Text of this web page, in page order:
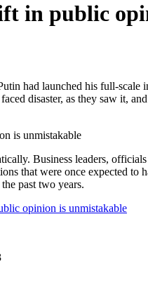
in public
had launched his full-
disaster, as they saw it,
Business leaders,
that were once expected to
past two years.
opinion is unmistakable